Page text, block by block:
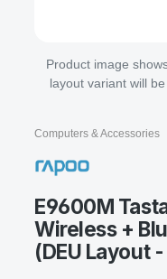
Product image
layout variant will
Computers & Accessories
E9600M
Wireless +
(DEU Layout -